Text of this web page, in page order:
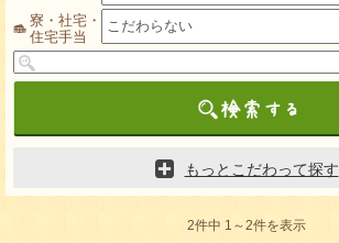
寮・社宅・
住宅手当
もっとこだわって探す
2件中 1～2件を表示